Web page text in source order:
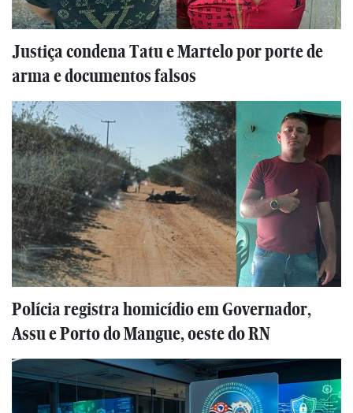
Justiça condena Tatu e Martelo por porte de
arma e documentos falsos
Polícia registra homicídio em Governador,
Assu e Porto do Mangue, oeste do RN